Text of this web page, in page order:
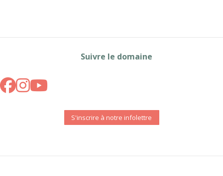
Suivre le domaine
S'inscrire à notre infolettre